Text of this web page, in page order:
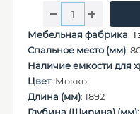
Мебельная фабрика:
Спальное место (мм):
Наличие емкости для
Цвет: Мокко
Длина (мм): 1892